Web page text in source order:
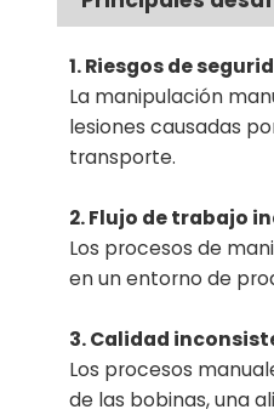
1. Riesgos de
La manipulación
lesiones causadas
transporte.
2. Flujo de trabajo
Los procesos de
en un entorno de
3. Calidad
Los procesos
de las bobinas, una